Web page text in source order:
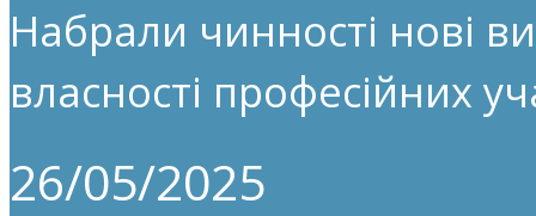
Набрали чинності нові
власності професійних
26/05/2025